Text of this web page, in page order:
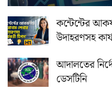
কন্টেন্টের
উদাহরণসহ
আদালতের
ডেসটিনি